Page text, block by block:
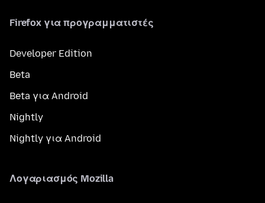
Firefox για προγραμματιστές
Developer Edition
Beta
Beta για Android
Nightly
Nightly για Android
Λογαριασμός Mozilla